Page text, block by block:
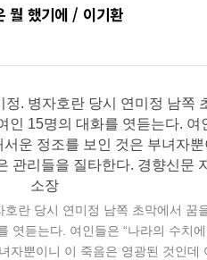
뭘 했기에 / 이기환
란 당시 연미정 남쪽 초막에서 꿈
엿듣는다. 여인들은 “나라의 수치
자뿐이니 이 죽음은 영광된 것인데